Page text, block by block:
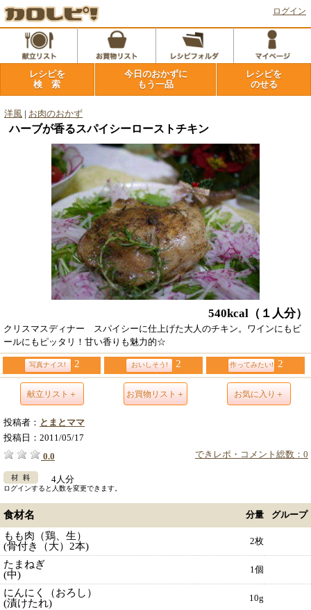
ログイン
レシピを
検 索
今日のおかずに
もう一品
レシピを
のせる
洋風 お肉のおかず
ハーブが香るスパイシーローストチキン
540kcal （１人分）
クリスマスディナー スパイシーに仕上げた大人のチキン。ワインにもビ
ールにもピッタリ！甘い香りも魅力的☆
写真ナイス! 2 おいしそう! 2 作ってみたい! 2
献立リスト＋ お買物リスト＋ お気に入り＋
投稿者： とまとママ
投稿日： 2011/05/17
できレポ・コメント総数：0
0.0
4人分
ログインすると人数を変更できます。
食材名 分量 グループ
もも肉（鶏、生）
(骨付き（大）2本)
2枚
たまねぎ
(中)
1個
にんにく（おろし）
(漬けたれ)
10g